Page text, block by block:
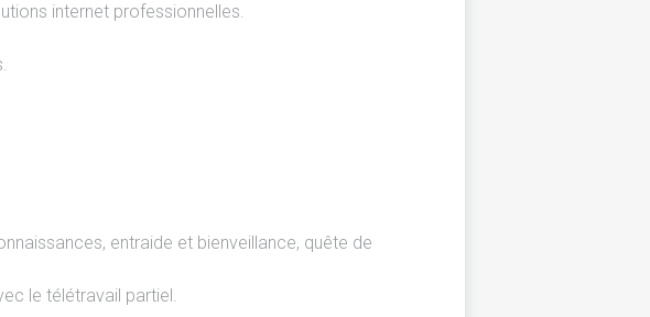
internet professionnelles.
entraide et bienveillance, quête de
le télétravail partiel.